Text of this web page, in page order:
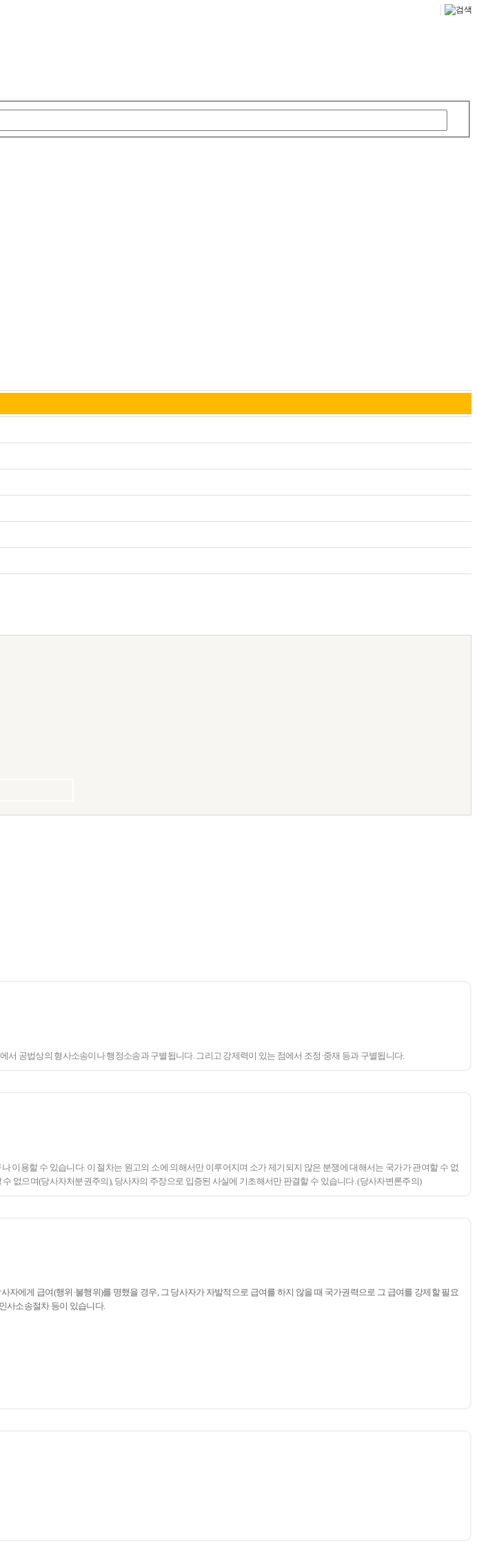
공법상의 형사소송이나 행정소송과 구별됩니다. 그리고 강제력이 있는 점에서 조정·중재 등과 구별됩니다.
용할 수 있습니다. 이 절차는 원고의 소에 의해서만 이루어지며 소가 제기되지 않은 분쟁에 대해서는 국가가 관여할 수 없
없으며(당사자처분권주의), 당사자의 주장으로 입증된 사실에 기초해서만 판결할 수 있습니다. (당사자변론주의)
에게 급여(행위·불행위)를 명했을 경우, 그 당사자가 자발적으로 급여를 하지 않을 때 국가권력으로 그 급여를 강제할 필요
사소송절차 등이 있습니다.